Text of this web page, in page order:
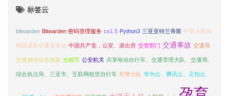
标签云
bitwarden Bitwarden 密码管理服务 cs1.5 Python3 三亚亚特兰蒂斯 中华人民共
和国道路交通安全法 中国共产党，公安、派出所 交管部门 交通事故 交通局
交通拥堵应急预案 光棍节 公安机关 共享电动自行车、交通管理大队、交通局、
综合执法局、三亚市、互联网租赁自行车 刑警大队 华为云、腾讯云、又拍云、